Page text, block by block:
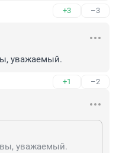
+3 –3
уважаемый.
+1 –2
уважаемый.